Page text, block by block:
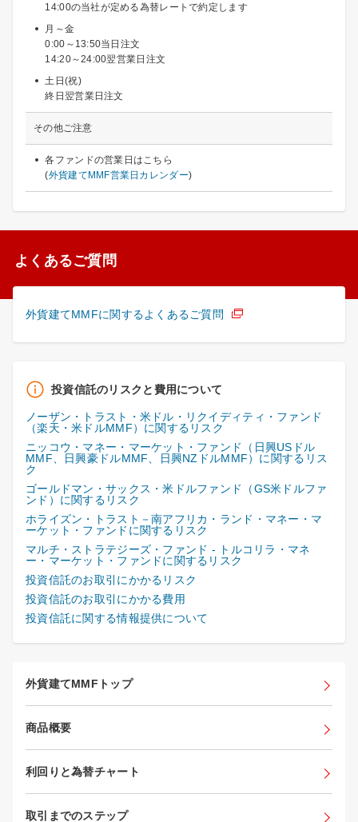
14:00の当社が定める為替レートで約定します
月～金
0:00～13:50当日注文
14:20～24:00翌営業日注文
土日(祝)
終日翌営業日注文
その他ご注意
各ファンドの営業日はこちら
(外貨建てMMF営業日カレンダー)
よくあるご質問
外貨建てMMFに関するよくあるご質問
投資信託のリスクと費用について
ノーザン・トラスト・米ドル・リクイディティ・ファンド
（楽天・米ドルMMF）に関するリスク
ニッコウ・マネー・マーケット・ファンド（日興USドル
MMF、日興豪ドルMMF、日興NZドルMMF）に関するリス
ク
ゴールドマン・サックス・米ドルファンド（GS米ドルファ
ンド）に関するリスク
ホライズン・トラスト－南アフリカ・ランド・マネー・マ
ーケット・ファンドに関するリスク
マルチ・ストラテジーズ・ファンド - トルコリラ・マネ
ー・マーケット・ファンドに関するリスク
投資信託のお取引にかかるリスク
投資信託のお取引にかかる費用
投資信託に関する情報提供について
外貨建てMMFトップ
商品概要
利回りと為替チャート
取引までのステップ